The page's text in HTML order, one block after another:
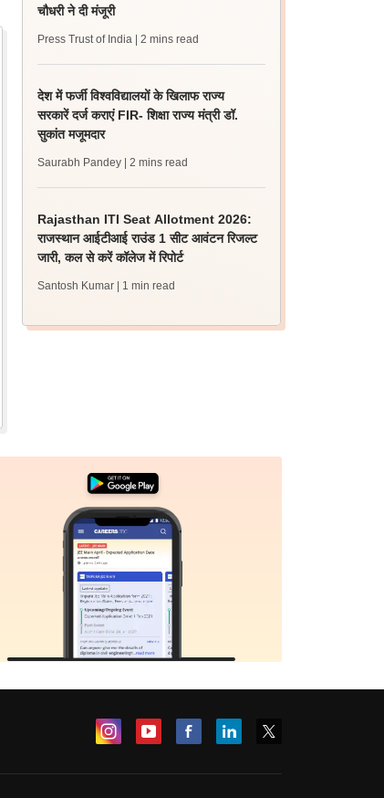
चौधरी ने दी मंजूरी
Press Trust of India | 2 mins read
देश में फर्जी विश्वविद्यालयों के खिलाफ राज्य
सरकारें दर्ज कराएं FIR- शिक्षा राज्य मंत्री डॉ.
सुकांत मजूमदार
Saurabh Pandey | 2 mins read
Rajasthan ITI Seat Allotment 2026:
राजस्थान आईटीआई राउंड 1 सीट आवंटन रिजल्ट
जारी, कल से करें कॉलेज में रिपोर्ट
Santosh Kumar | 1 min read